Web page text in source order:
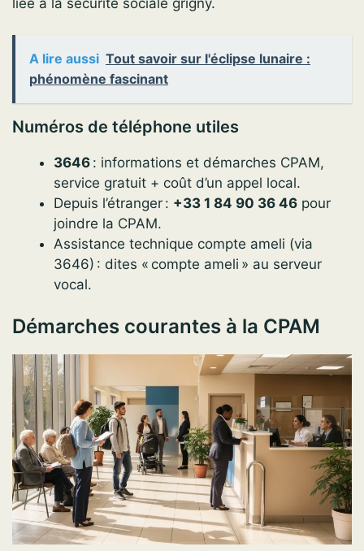
liée à la securite sociale grigny.
A lire aussi Tout savoir sur l'éclipse lunaire :
phénomène fascinant
Numéros de téléphone utiles
3646 : informations et démarches CPAM,
service gratuit + coût d’un appel local.
Depuis l’étranger : +33 1 84 90 36 46 pour
joindre la CPAM.
Assistance technique compte ameli (via
3646) : dites « compte ameli » au serveur
vocal.
Démarches courantes à la CPAM